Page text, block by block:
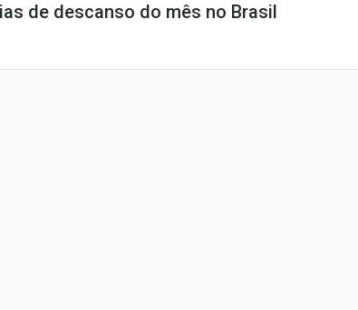
de descanso do mês no Brasil